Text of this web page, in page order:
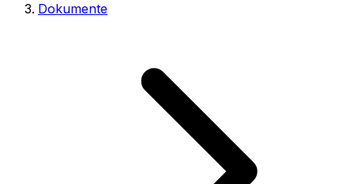
Dokumente